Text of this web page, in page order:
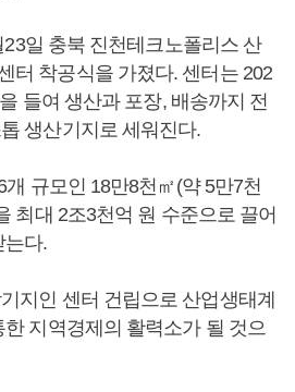
23일 충북 진천테크노폴리스 산
터 착공식을 가졌다. 센터는 202
들여 생산과 포장, 배송까지 전
생산기지로 세워진다.
규모인 18만8천㎡(약 5만7천
최대 2조3천억 원 수준으로 끌어
는다.
지인 센터 건립으로 산업생태계
지역경제의 활력소가 될 것으